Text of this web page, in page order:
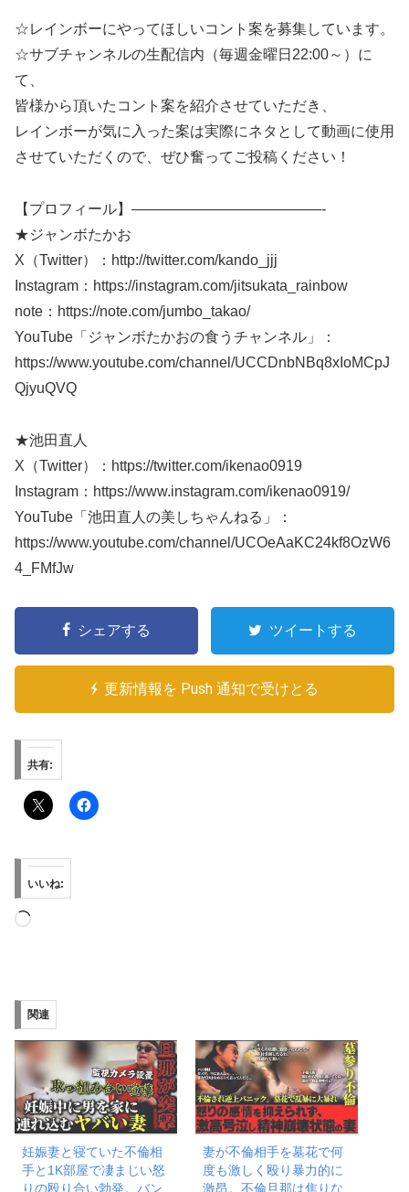
☆レインボーにやってほしいコント案を募集しています。
☆サブチャンネルの生配信内（毎週金曜日22:00～）に
て、
皆様から頂いたコント案を紹介させていただき、
レインボーが気に入った案は実際にネタとして動画に使用
させていただくので、ぜひ奮ってご投稿ください！
【プロフィール】—————————————-
★ジャンボたかお
X（Twitter）：http://twitter.com/kando_jjj
Instagram：https://instagram.com/jitsukata_rainbow
note：https://note.com/jumbo_takao/
YouTube「ジャンボたかおの食うチャンネル」：
https://www.youtube.com/channel/UCCDnbNBq8xIoMCpJ
QjyuQVQ
★池田直人
X（Twitter）：https://twitter.com/ikenao0919
Instagram：https://www.instagram.com/ikenao0919/
YouTube「池田直人の美しちゃんねる」：
https://www.youtube.com/channel/UCOeAaKC24kf8OzW6
4_FMfJw
シェアする ツイートする
更新情報を Push 通知で受けとる
共有:
いいね:
読
み
中…
関連
妊娠妻と寝ていた不倫相
手と1K部屋で凄まじい怒
りの殴り合い勃発。バン
妻が不倫相手を墓花で何
度も激しく殴り暴力的に
激昂。不倫旦那は焦りな